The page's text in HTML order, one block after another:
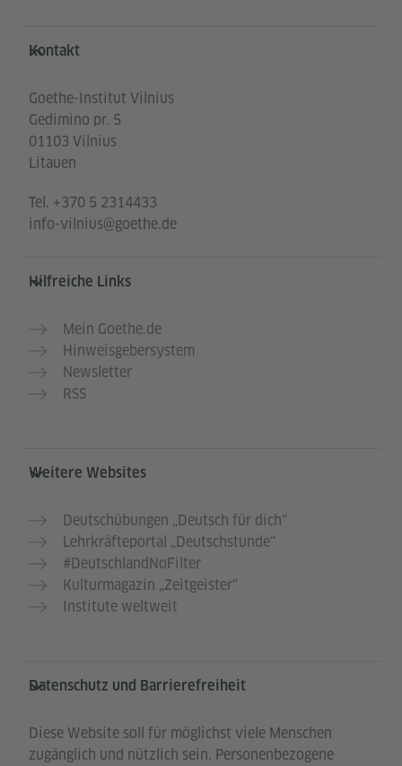
Service- und Informationsbereich
Kontakt
Goethe-Institut Vilnius
Gedimino pr. 5
01103 Vilnius
Litauen
Tel. +370 5 2314433
info-vilnius@goethe.de
Hilfreiche Links
Mein Goethe.de
Hinweisgebersystem
Newsletter
RSS
Weitere Websites
Deutschübungen „Deutsch für dich“
Lehrkräfteportal „Deutschstunde“
#DeutschlandNoFilter
Kulturmagazin „Zeitgeister“
Institute weltweit
Datenschutz und Barrierefreiheit
Diese Website soll für möglichst viele Menschen
zugänglich und nützlich sein. Personenbezogene